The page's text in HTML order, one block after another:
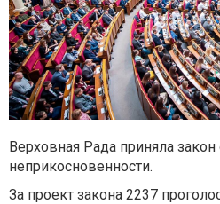
Верховная Рада приняла
неприкосновенности.
За проект закона 2237